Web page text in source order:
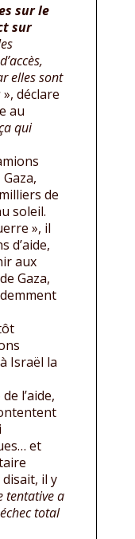
sur le
sur
elles sont
», déclare
au
qui
de
soleil.
», il
d’aide,
aux
Gaza,
Israël la
l’aide,
et
il y
tentative a
total